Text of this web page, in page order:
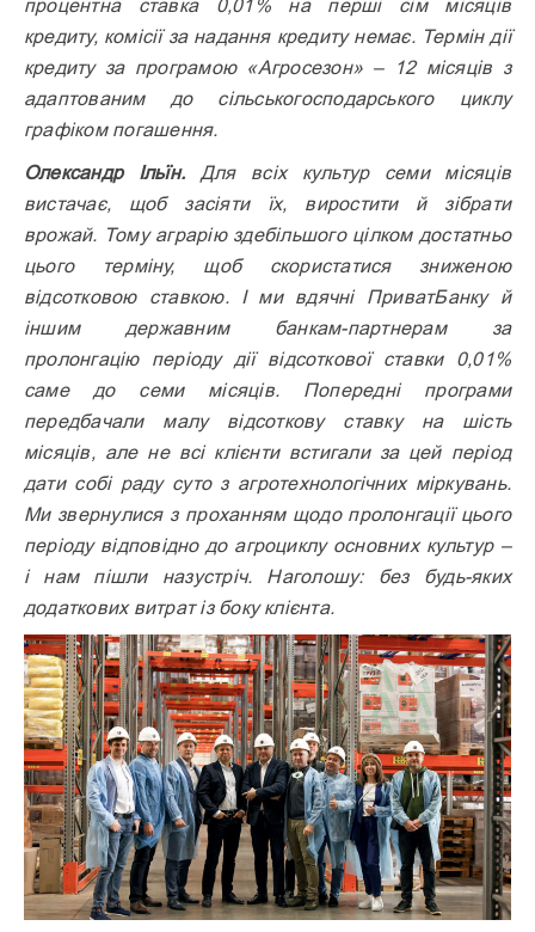
процентна ставка 0,01% на перші сім місяців
кредиту, комісії за надання кредиту немає. Термін дії
кредиту за програмою «Агросезон» – 12 місяців з
адаптованим до сільськогосподарського циклу
графіком погашення.
Олександр Ільїн. Для всіх культур семи місяців
вистачає, щоб засіяти їх, виростити й зібрати
врожай. Тому аграрію здебільшого цілком достатньо
цього терміну, щоб скористатися зниженою
відсотковою ставкою. І ми вдячні ПриватБанку й
іншим державним банкам-партнерам за
пролонгацію періоду дії відсоткової ставки 0,01%
саме до семи місяців. Попередні програми
передбачали малу відсоткову ставку на шість
місяців, але не всі клієнти встигали за цей період
дати собі раду суто з агротехнологічних міркувань.
Ми звернулися з проханням щодо пролонгації цього
періоду відповідно до агроциклу основ­них культур –
і нам пішли назуст­річ. Наголошу: без будь-яких
додаткових витрат із боку клієнта.